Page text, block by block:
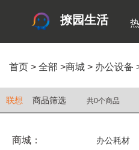
撩园生活
首页 > 全部 >商城 > 办公设备
联想 商品筛选 共0个商品
商城： 办公耗材